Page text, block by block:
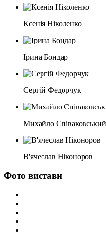
Ксенія Ніколенко
Ірина Бондар
Сергій Федорчук
Михайло Співаковський
В'ячеслав Ніконоров
Фото вистави